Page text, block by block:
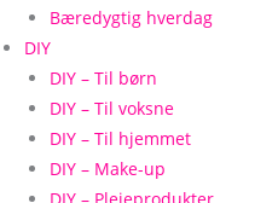
Bæredygtig hverdag
DIY
DIY – Til børn
DIY – Til voksne
DIY – Til hjemmet
DIY – Make-up
DIY – Plejeprodukter